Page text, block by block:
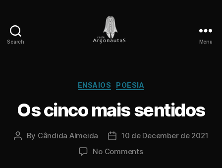
Search Menu
Categories
ENSAIOS POESIA
Os cinco mais sentidos
Post
By Cândida Almeida
Post10 de December de 2021
No Commentson